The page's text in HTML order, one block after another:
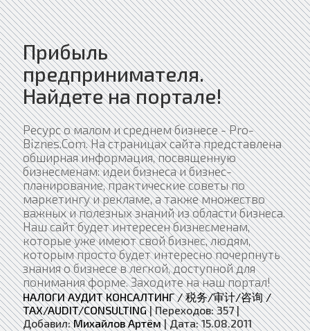
Прибыль
предпринимателя.
Найдете на портале!
Ресурс о малом и среднем бизнесе - Pro-
Biznes.Com. На страницах сайта представлена
обширная информация, посвященную
бизнесменам: идеи бизнеса и бизнес-
планирование, практические советы по
маркетингу и рекламе, а также множество
важных и полезных знаний из области бизнеса.
Наш сайт будет интересен бизнесменам,
которые уже имеют свой бизнес, людям,
которым просто будет интересно почерпнуть
знания о бизнесе в легкой, доступной для
понимания форме. Заходите на наш портал!
НАЛОГИ АУДИТ КОНСАЛТИНГ / 税务/审计/咨询 /
TAX/AUDIT/CONSULTING|Переходов: 357 |
Добавил: Михайлов Артём |Дата: 15.08.2011